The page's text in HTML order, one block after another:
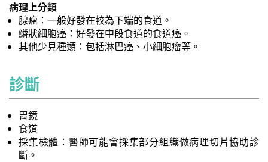
病理上分類
腺瘤：一般好發在較為下端的食道。
鱗狀細胞癌：好發在中段食道的食道癌。
其他少見種類：包括淋巴癌、小細胞瘤等。
診斷
胃鏡
食道
採集檢體：醫師可能會採集部分組織做病理切片協助診
斷。